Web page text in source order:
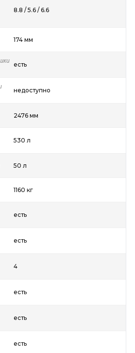
8.8 / 5.6 / 6.6
174 мм
есть
недоступно
2476 мм
530 л
50 л
1160 кг
есть
есть
4
есть
есть
есть